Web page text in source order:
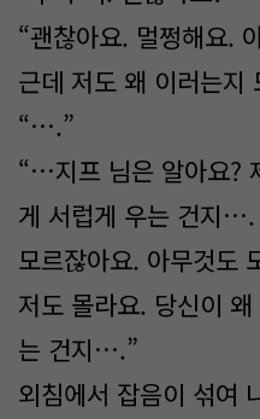
“괜찮아요. 멀쩡해요.
근데 저도 왜 이러는지
“….”
“…지프 님은 알아요?
게 서럽게 우는 건지….
모르잖아요. 아무것도
저도 몰라요. 당신이
는 건지….”
외침에서 잡음이 섞여